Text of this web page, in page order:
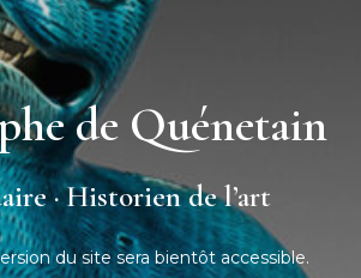
de Quénetain
· Historien de l’art
du site sera bientôt accessible.